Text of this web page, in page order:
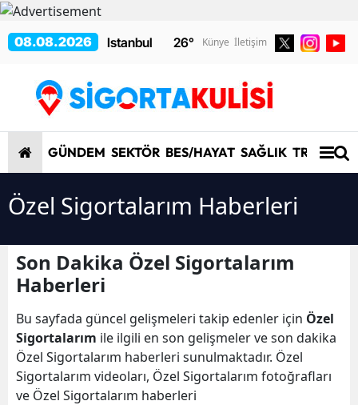
08.08.2026 26° Künye İletişim
GÜNDEM SEKTÖR BES/HAYAT SAĞLIK TRAFİK/
Özel Sigortalarım Haberleri
Son Dakika Özel Sigortalarım
Haberleri
Bu sayfada güncel gelişmeleri takip edenler için Özel
Sigortalarım ile ilgili en son gelişmeler ve son dakika
Özel Sigortalarım haberleri sunulmaktadır. Özel
Sigortalarım videoları, Özel Sigortalarım fotoğrafları
ve Özel Sigortalarım haberleri